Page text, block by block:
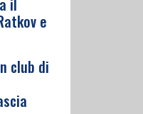
il
e
club di